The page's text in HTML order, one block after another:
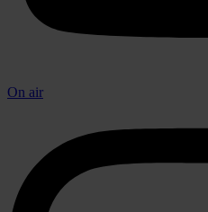
On air